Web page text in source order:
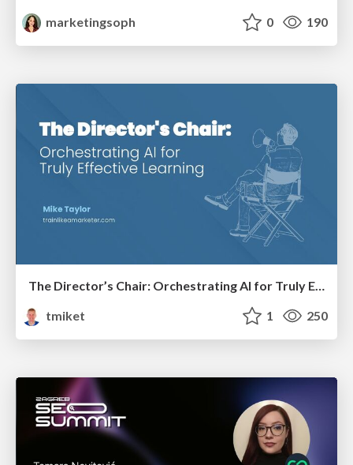
marketingsoph
0 190
The Director’s Chair: Orchestrating AI for Truly Effective Learning
tmiket
1 250